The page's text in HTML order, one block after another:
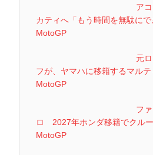
ア
カティへ「もう時間を無駄にで
MotoGP
元
フが、ヤマハに移籍するマル
MotoGP
フ
ロ 2027年ホンダ移籍でクル
MotoGP